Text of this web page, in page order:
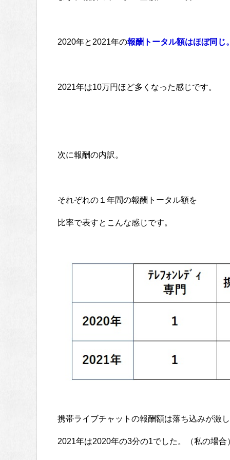
2020年と2021年の報酬トータル額はほぼ同じ
2021年は10万円ほど多くなった感じです。
次に報酬の内訳。
それぞれの１年間の報酬トータル額を
比率で表すとこんな感じです。
携帯ライブチャットの報酬額は落ち込みが激
2021年は2020年の3分の1でした。（私の場合